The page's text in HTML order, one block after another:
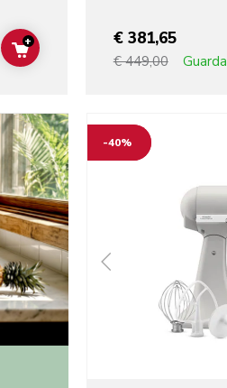
ADD TO CART
+ € 381,65
€ 449,00
-40%